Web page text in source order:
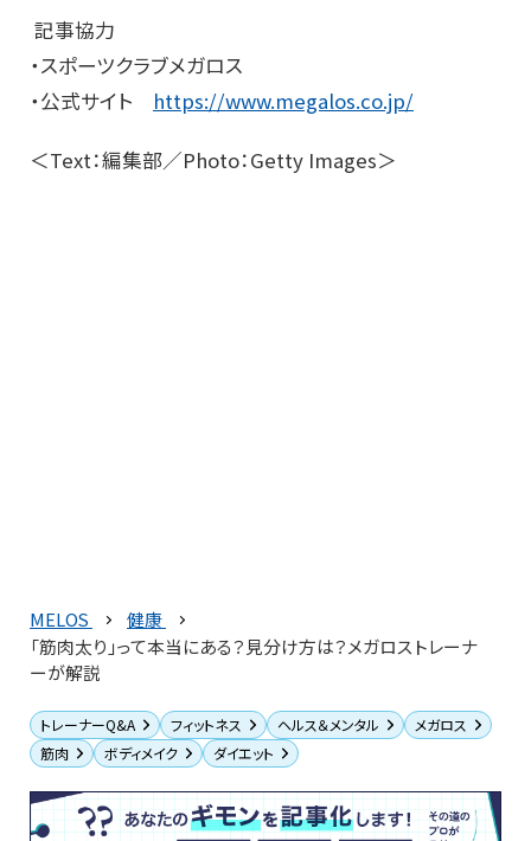
記事協力
・スポーツクラブメガロス
・公式サイト https://www.megalos.co.jp/
＜Text：編集部／Photo：Getty Images＞
MELOS
健康
「筋肉太り」って本当にある？見分け方は？メガロストレーナ
ーが解説
トレーナーQ&A フィットネス ヘルス＆メンタル
メガロス
筋肉
ボディメイク ダイエット